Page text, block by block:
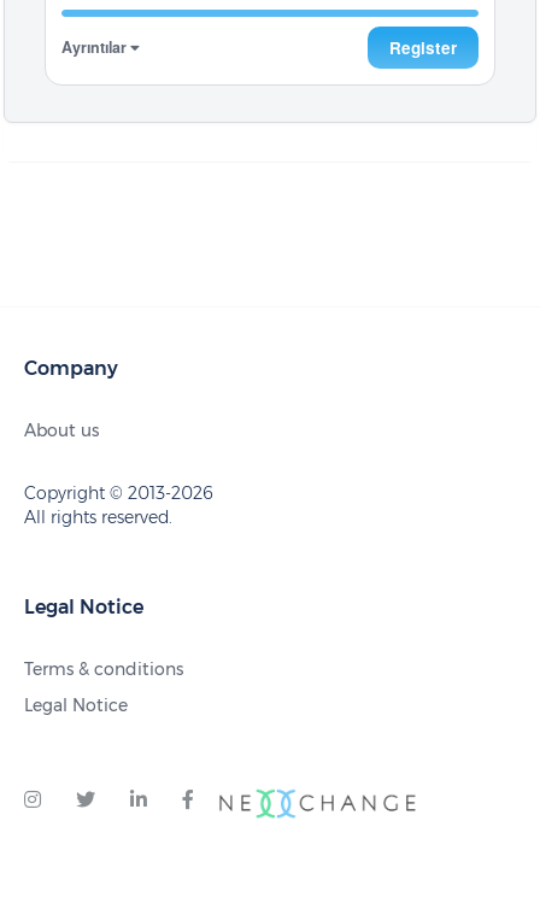
Ayrıntılar Register
Company
About us
Copyright © 2013-2026
All rights reserved.
Legal Notice
Terms & conditions
Legal Notice